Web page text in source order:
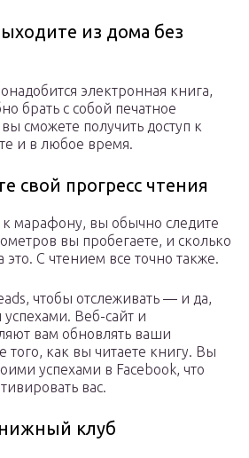
из дома без
электронная книга,
брать с собой печатное
сможете получить доступ к
и в любое время.
свой прогресс чтения
к марафону, вы обычно следите
вы пробегаете, и сколько
это. С чтением все точно также.
чтобы отслеживать — и да,
успехами. Веб-сайт и
вам обновлять ваши
того, как вы читаете книгу. Вы
успехами в Facebook, что
вас.
клуб